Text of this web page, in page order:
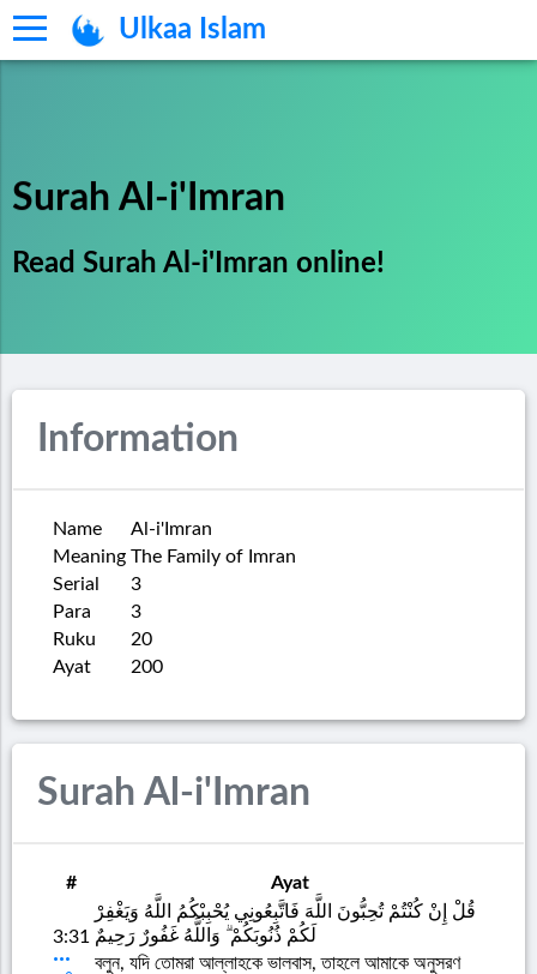
Ulkaa Islam
Surah Al-i'Imran
Read Surah Al-i'Imran online!
Information
Name
Al-i'Imran
Meaning The Family of Imran
Serial
3
Para
3
Ruku
20
Ayat
200
Surah Al-i'Imran
# Ayat
3:31
قُلْ إِنْ كُنْتُمْ تُحِبُّونَ اللَّهَ فَاتَّبِعُونِي يُحْبِبْكُمُ اللَّهُ وَيَغْفِرْ
لَكُمْ ذُنُوبَكُمْ ۗ وَاللَّهُ غَفُورٌ رَحِيمٌ
বলুন, যদি তোমরা আল্লাহকে ভালবাস, তাহলে আমাকে অনুসরণ